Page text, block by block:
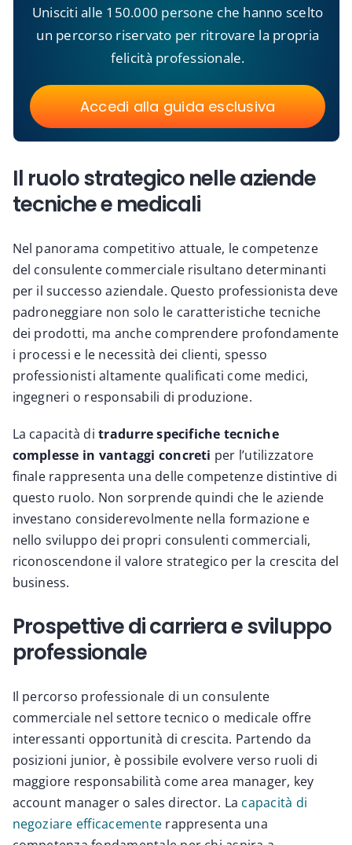
Unisciti alle 150.000 persone che hanno scelto
un percorso riservato per ritrovare la propria
felicità professionale.
Accedi alla guida esclusiva
Il ruolo strategico nelle aziende
tecniche e medicali
Nel panorama competitivo attuale, le competenze
del consulente commerciale risultano determinanti
per il successo aziendale. Questo professionista deve
padroneggiare non solo le caratteristiche tecniche
dei prodotti, ma anche comprendere profondamente
i processi e le necessità dei clienti, spesso
professionisti altamente qualificati come medici,
ingegneri o responsabili di produzione.
La capacità ditradurre specifiche tecniche
complesse in vantaggi concreti per l’utilizzatore
finale rappresenta una delle competenze distintive di
questo ruolo. Non sorprende quindi che le aziende
investano considerevolmente nella formazione e
nello sviluppo dei propri consulenti commerciali,
riconoscendone il valore strategico per la crescita del
business.
Prospettive di carriera e sviluppo
professionale
Il percorso professionale di un consulente
commerciale nel settore tecnico o medicale offre
interessanti opportunità di crescita. Partendo da
posizioni junior, è possibile evolvere verso ruoli di
maggiore responsabilità come area manager, key
account manager o sales director. La capacità di
negoziare efficacemente rappresenta una